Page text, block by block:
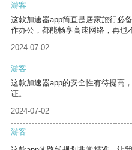
游客
这款加速器app简直是居家旅行必
作办公，都能畅享高速网络，再也
2024-07-02
游客
这款加速器app的安全性有待提高
证。
2024-07-02
游客